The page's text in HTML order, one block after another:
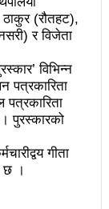
घिमिरे
पुर्जीबारे
सहिदका
(रौतहट),
र विजेता
विभिन्न
पत्रकारिता
पत्रकारिता
पुरस्कारको
गीता
छ ।